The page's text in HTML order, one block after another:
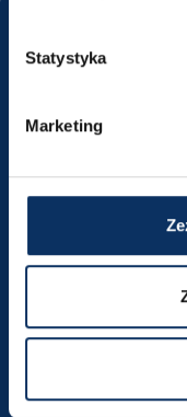
Statystyka
Marketing
Poznaj nasze